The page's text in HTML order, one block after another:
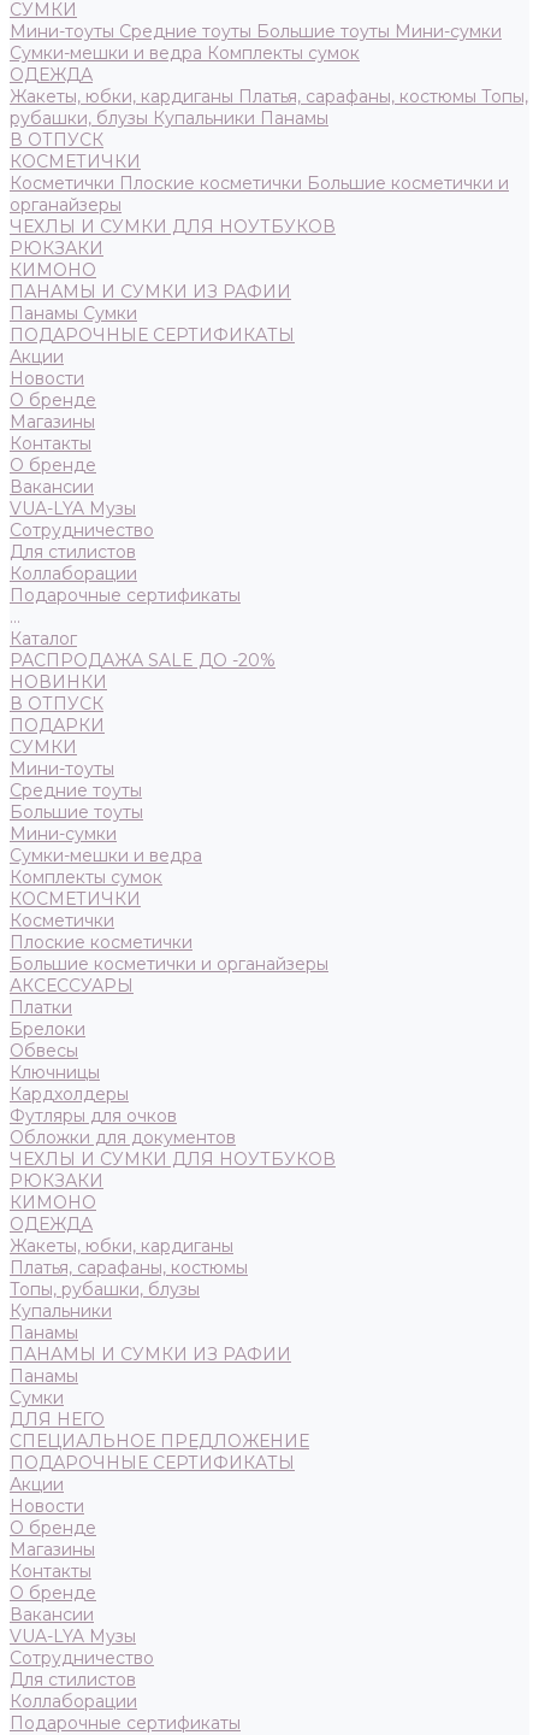
СУМКИ
Мини-тоуты Средние тоуты Большие тоуты Мини-сумки
Сумки-мешки и ведра Комплекты сумок
ОДЕЖДА
Жакеты, юбки, кардиганы Платья, сарафаны, костюмы Топы,
рубашки, блузы Купальники Панамы
В ОТПУСК
КОСМЕТИЧКИ
Косметички Плоские косметички Большие косметички и
органайзеры
ЧЕХЛЫ И СУМКИ ДЛЯ НОУТБУКОВ
РЮКЗАКИ
КИМОНО
ПАНАМЫ И СУМКИ ИЗ РАФИИ
Панамы Сумки
ПОДАРОЧНЫЕ СЕРТИФИКАТЫ
Акции
Новости
О бренде
Магазины
Контакты
О бренде
Вакансии
VUA-LYA Музы
Сотрудничество
Для стилистов
Коллаборации
Подарочные сертификаты
...
Каталог
РАСПРОДАЖА SALE ДО -20%
НОВИНКИ
В ОТПУСК
ПОДАРКИ
СУМКИ
Мини-тоуты
Средние тоуты
Большие тоуты
Мини-сумки
Сумки-мешки и ведра
Комплекты сумок
КОСМЕТИЧКИ
Косметички
Плоские косметички
Большие косметички и органайзеры
АКСЕССУАРЫ
Платки
Брелоки
Обвесы
Ключницы
Кардхолдеры
Футляры для очков
Обложки для документов
ЧЕХЛЫ И СУМКИ ДЛЯ НОУТБУКОВ
РЮКЗАКИ
КИМОНО
ОДЕЖДА
Жакеты, юбки, кардиганы
Платья, сарафаны, костюмы
Топы, рубашки, блузы
Купальники
Панамы
ПАНАМЫ И СУМКИ ИЗ РАФИИ
Панамы
Сумки
ДЛЯ НЕГО
СПЕЦИАЛЬНОЕ ПРЕДЛОЖЕНИЕ
ПОДАРОЧНЫЕ СЕРТИФИКАТЫ
Акции
Новости
О бренде
Магазины
Контакты
О бренде
Вакансии
VUA-LYA Музы
Сотрудничество
Для стилистов
Коллаборации
Подарочные сертификаты